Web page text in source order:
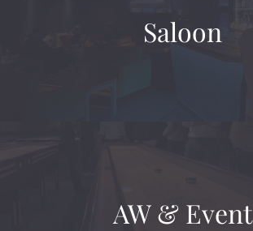
Saloon
AW & Event